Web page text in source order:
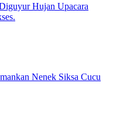
Hujan Upacara
Nenek Siksa Cucu